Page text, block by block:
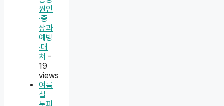
원인
·증
상과
예방
·대
처 -
19
views
여름
철
두피